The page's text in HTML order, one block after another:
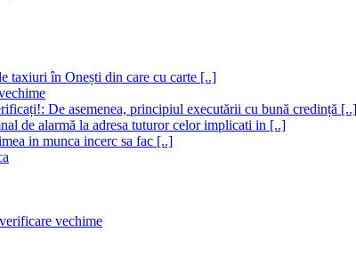
taxiuri în Onești din care cu carte [..]
De asemenea, principiul executării cu bună credință [..]
de alarmă la adresa tuturor celor implicati in [..]
in munca incerc sa fac [..]
vechime